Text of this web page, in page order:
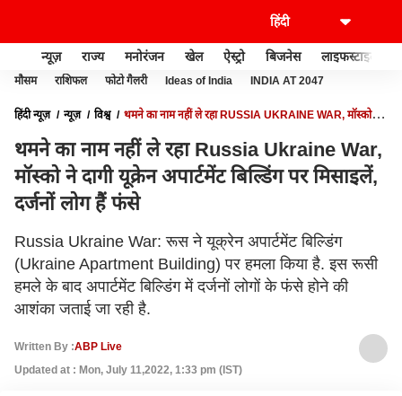
न्यूज़ राज्य मनोरंजन खेल ऐस्ट्रो बिजनेस लाइफस्टाइल
मौसम राशिफल फोटो गैलरी Ideas of India INDIA AT 2047
हिंदी न्यूज़ न्यूज़ विश्व
थमने का नाम नहीं ले रहा RUSSIA UKRAINE WAR, मॉस्को ने
थमने का नाम नहीं ले रहा Russia Ukraine War,
मॉस्को ने दागी यूक्रेन अपार्टमेंट बिल्डिंग पर मिसाइलें,
दर्जनों लोग हैं फंसे
Russia Ukraine War: रूस ने यूक्रेन अपार्टमेंट बिल्डिंग
(Ukraine Apartment Building) पर हमला किया है. इस रूसी
हमले के बाद अपार्टमेंट बिल्डिंग में दर्जनों लोगों के फंसे होने की
आशंका जताई जा रही है.
Written By :ABP Live
Updated at : Mon, July 11,2022, 1:33 pm (IST)